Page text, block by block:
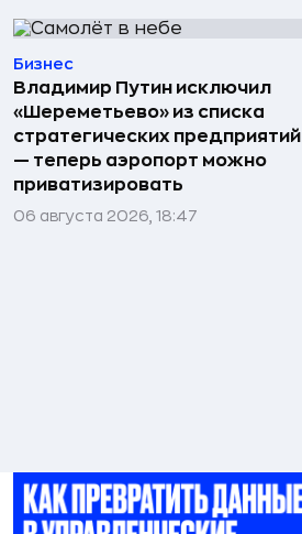
Бизнес
Владимир Путин исключил
«Шереметьево» из списка
стратегических предприятий
— теперь аэропорт можно
приватизировать
06 августа 2026, 18:47